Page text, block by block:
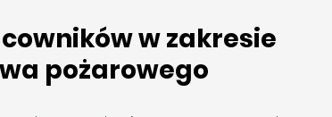
w zakresie
pożarowego